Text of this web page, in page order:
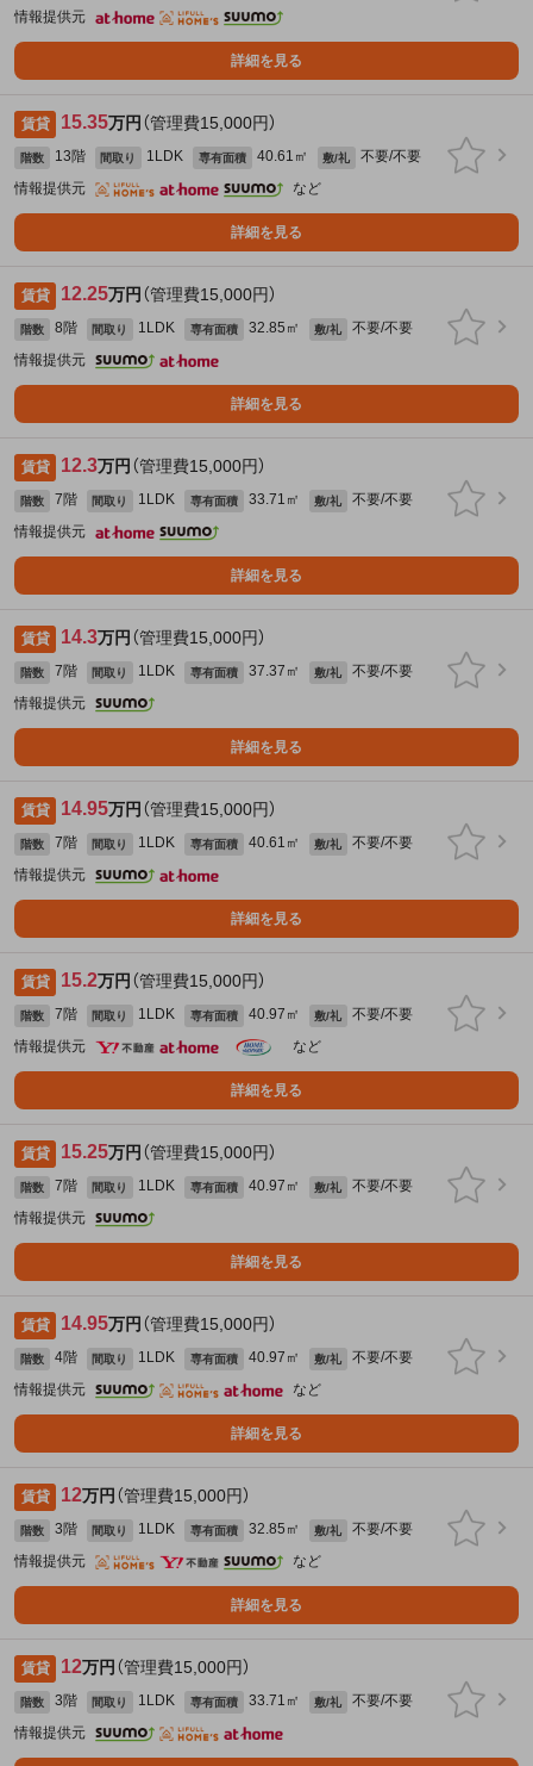
情報提供元
詳細を見る
賃貸 15.35万円 （管理費15,000円）
階数 13階 間取り 1LDK 専有面積 40.61㎡ 敷/礼
不要/不要
情報提供元
など
詳細を見る
賃貸 12.25万円 （管理費15,000円）
階数 8階 間取り 1LDK 専有面積 32.85㎡ 敷/礼
不要/不要
情報提供元
詳細を見る
賃貸 12.3万円 （管理費15,000円）
階数 7階 間取り 1LDK 専有面積 33.71㎡ 敷/礼
不要/不要
情報提供元
詳細を見る
賃貸 14.3万円 （管理費15,000円）
階数 7階 間取り 1LDK 専有面積 37.37㎡ 敷/礼
不要/不要
情報提供元
詳細を見る
賃貸 14.95万円 （管理費15,000円）
階数 7階 間取り 1LDK 専有面積 40.61㎡ 敷/礼
不要/不要
情報提供元
詳細を見る
賃貸 15.2万円 （管理費15,000円）
階数 7階 間取り 1LDK 専有面積 40.97㎡ 敷/礼
不要/不要
情報提供元
など
詳細を見る
賃貸 15.25万円 （管理費15,000円）
階数 7階 間取り 1LDK 専有面積 40.97㎡ 敷/礼
不要/不要
情報提供元
詳細を見る
賃貸 14.95万円 （管理費15,000円）
階数 4階 間取り 1LDK 専有面積 40.97㎡ 敷/礼
不要/不要
情報提供元
など
詳細を見る
賃貸 12万円 （管理費15,000円）
階数 3階 間取り 1LDK 専有面積 32.85㎡ 敷/礼
不要/不要
情報提供元
など
詳細を見る
賃貸 12万円 （管理費15,000円）
階数 3階 間取り 1LDK 専有面積 33.71㎡ 敷/礼
不要/不要
情報提供元